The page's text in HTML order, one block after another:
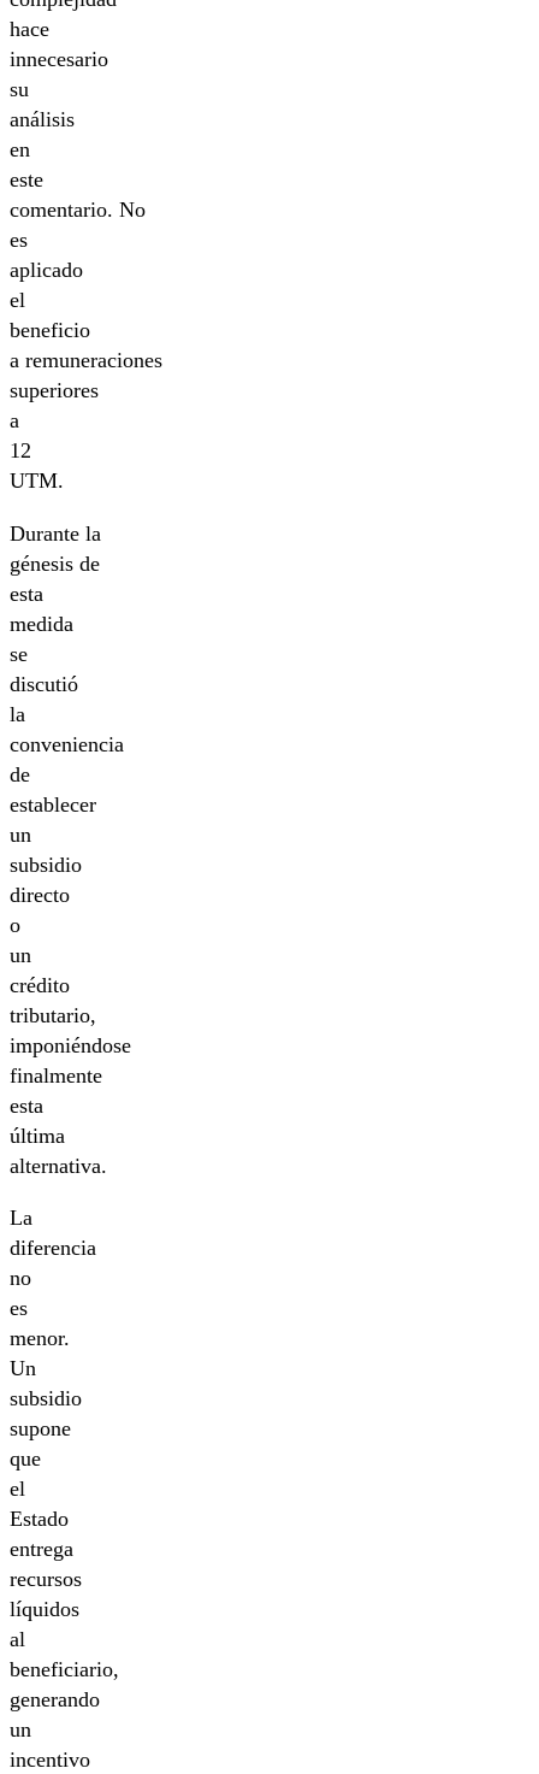
hace
innecesario
su
análisis
en
este
comentario. No
es
aplicado
el
beneficio
a remuneraciones
superiores
a
12
UTM.
Durante la
génesis de
esta
medida
se
discutió
la
conveniencia
de
establecer
un
subsidio
directo
o
un
crédito
tributario,
imponiéndose
finalmente
esta
última
alternativa.
La
diferencia
no
es
menor.
Un
subsidio
supone
que
el
Estado
entrega
recursos
líquidos
al
beneficiario,
generando
un
incentivo